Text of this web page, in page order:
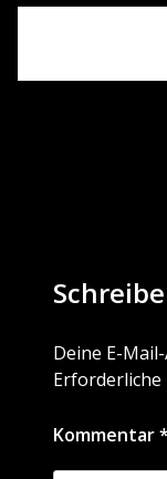
Deine E-
Erforderliche
Kommentar*